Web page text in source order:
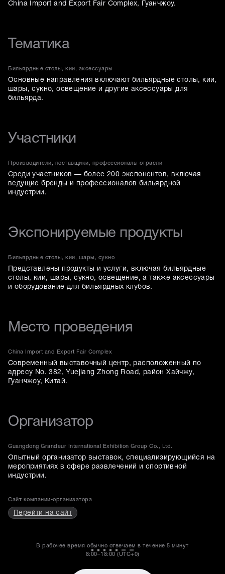
China Import and Export Fair Complex, Гуанчжоу.
Тематика
Бильярдные столы, кии, аксессуары
Основные направления включают бильярдные столы, кии,
шары, сукно, освещение и другие аксессуары для
бильярда.
Участники
Производители, поставщики, профессионалы отрасли
Среди участников — более 200 экспонентов, включая
ведущие бренды и профессионалов бильярдной
индустрии.
Экспонируемые продукты
Бильярдные столы, кии, шары, сукно
Представлены продукты и услуги, включая бильярдные
столы, кии, шары, сукно, освещение, а также аксессуары
и оборудование для бильярдных клубов.
Место проведения
China Import and Export Fair Complex
Современный выставочный центр, расположенный по
адресу No. 382, Yuejiang Zhong Road, район Хайчжу,
Гуанчжоу, Китай.
Организатор
Guangdong Grandeur International Exhibition Group Co., Ltd.
Опытный организатор выставок, специализирующийся на
мероприятиях в сфере развлечений и спортивной
индустрии.
Сайт компании-организатора
Перейти на сайт
В рабочее время обычно отвечаем в течение5 минут
8:00–18:00 (UTC+0)